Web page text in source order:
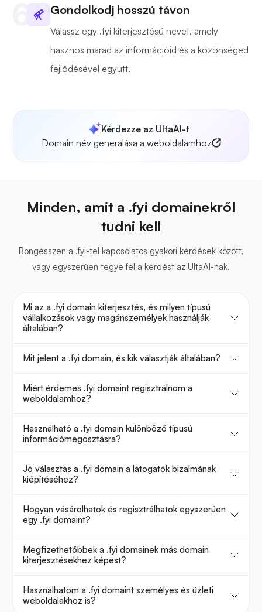
Gondolkodj hosszú távon
Válassz egy .fyi kiterjesztésű nevet, amely
hasznos marad az információid és a közönséged
fejlődésével együtt.
Kérdezze az UltaAI-t
Domain név generálása a weboldalamhoz
Minden, amit a .fyi domainekről
tudni kell
Böngésszen a .fyi-tel kapcsolatos gyakori kérdések között,
vagy egyszerűen tegye fel a kérdést az UltaAI-nak.
Mi az a .fyi domain kiterjesztés, és milyen típusú
vállalkozások vagy magánszemélyek használják
általában?
Mit jelent a .fyi domain, és kik választják általában?
Miért érdemes .fyi domaint regisztrálnom a
weboldalamhoz?
Használható a .fyi domain különböző típusú
információmegosztásra?
Jó választás a .fyi domain a látogatók bizalmának
kiépítéséhez?
Hogyan vásárolhatok és regisztrálhatok egyszerűen
egy .fyi domaint?
Megfizethetőbbek a .fyi domainek más domain
kiterjesztésekhez képest?
Használhatom a .fyi domaint személyes és üzleti
weboldalakhoz is?